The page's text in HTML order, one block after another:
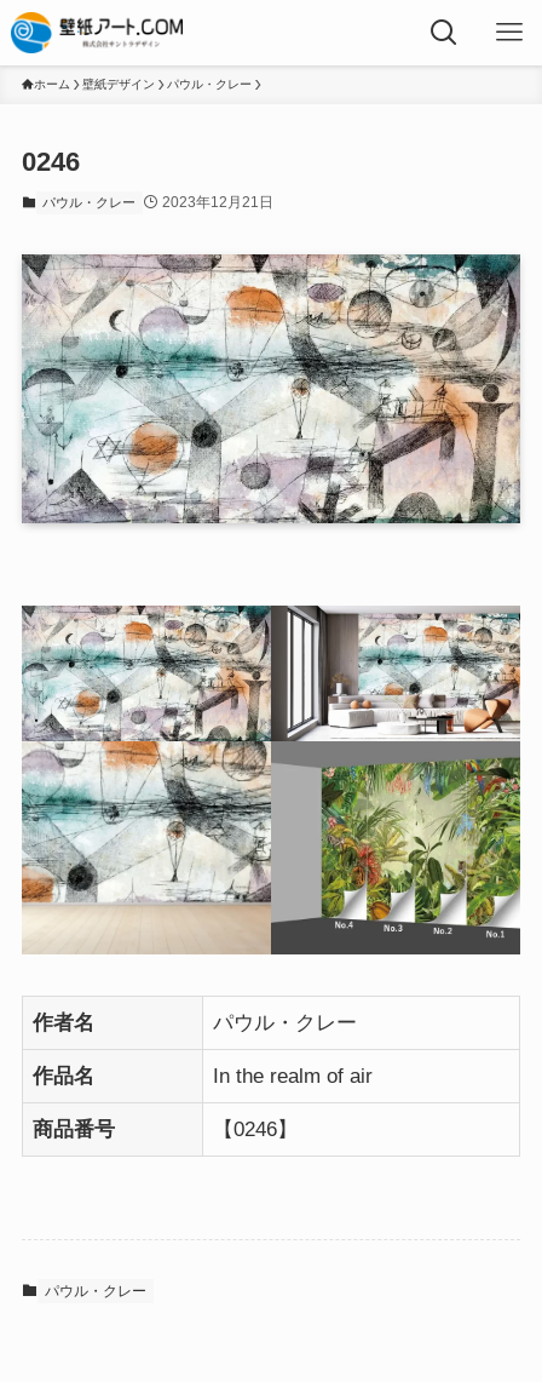
ホーム 壁紙デザイン パウル・クレー
0246
パウル・クレー 2023年12月21日
作者名 パウル・クレー
作品名 In the realm of air
商品番号 【0246】
パウル・クレー